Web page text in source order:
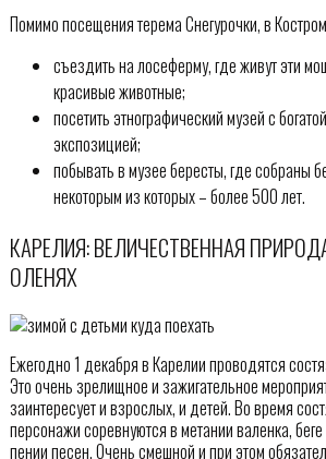
Помимо посещения терема Снегурочки, в
съездить на лосеферму, где живут эти
красивые животные;
посетить этнографический музей с
экспозицией;
побывать в музее бересты, где собраны
некоторым из которых – более 500 лет.
КАРЕЛИЯ: ВЕЛИЧЕСТВЕННАЯ
ОЛЕНЯХ
Ежегодно 1 декабря в Карелии проводятся
Это очень зрелищное и зажигательное
заинтересует и взрослых, и детей. Во время
персонажи соревнуются в метании валенка,
пении песен. Очень смешной и при этом